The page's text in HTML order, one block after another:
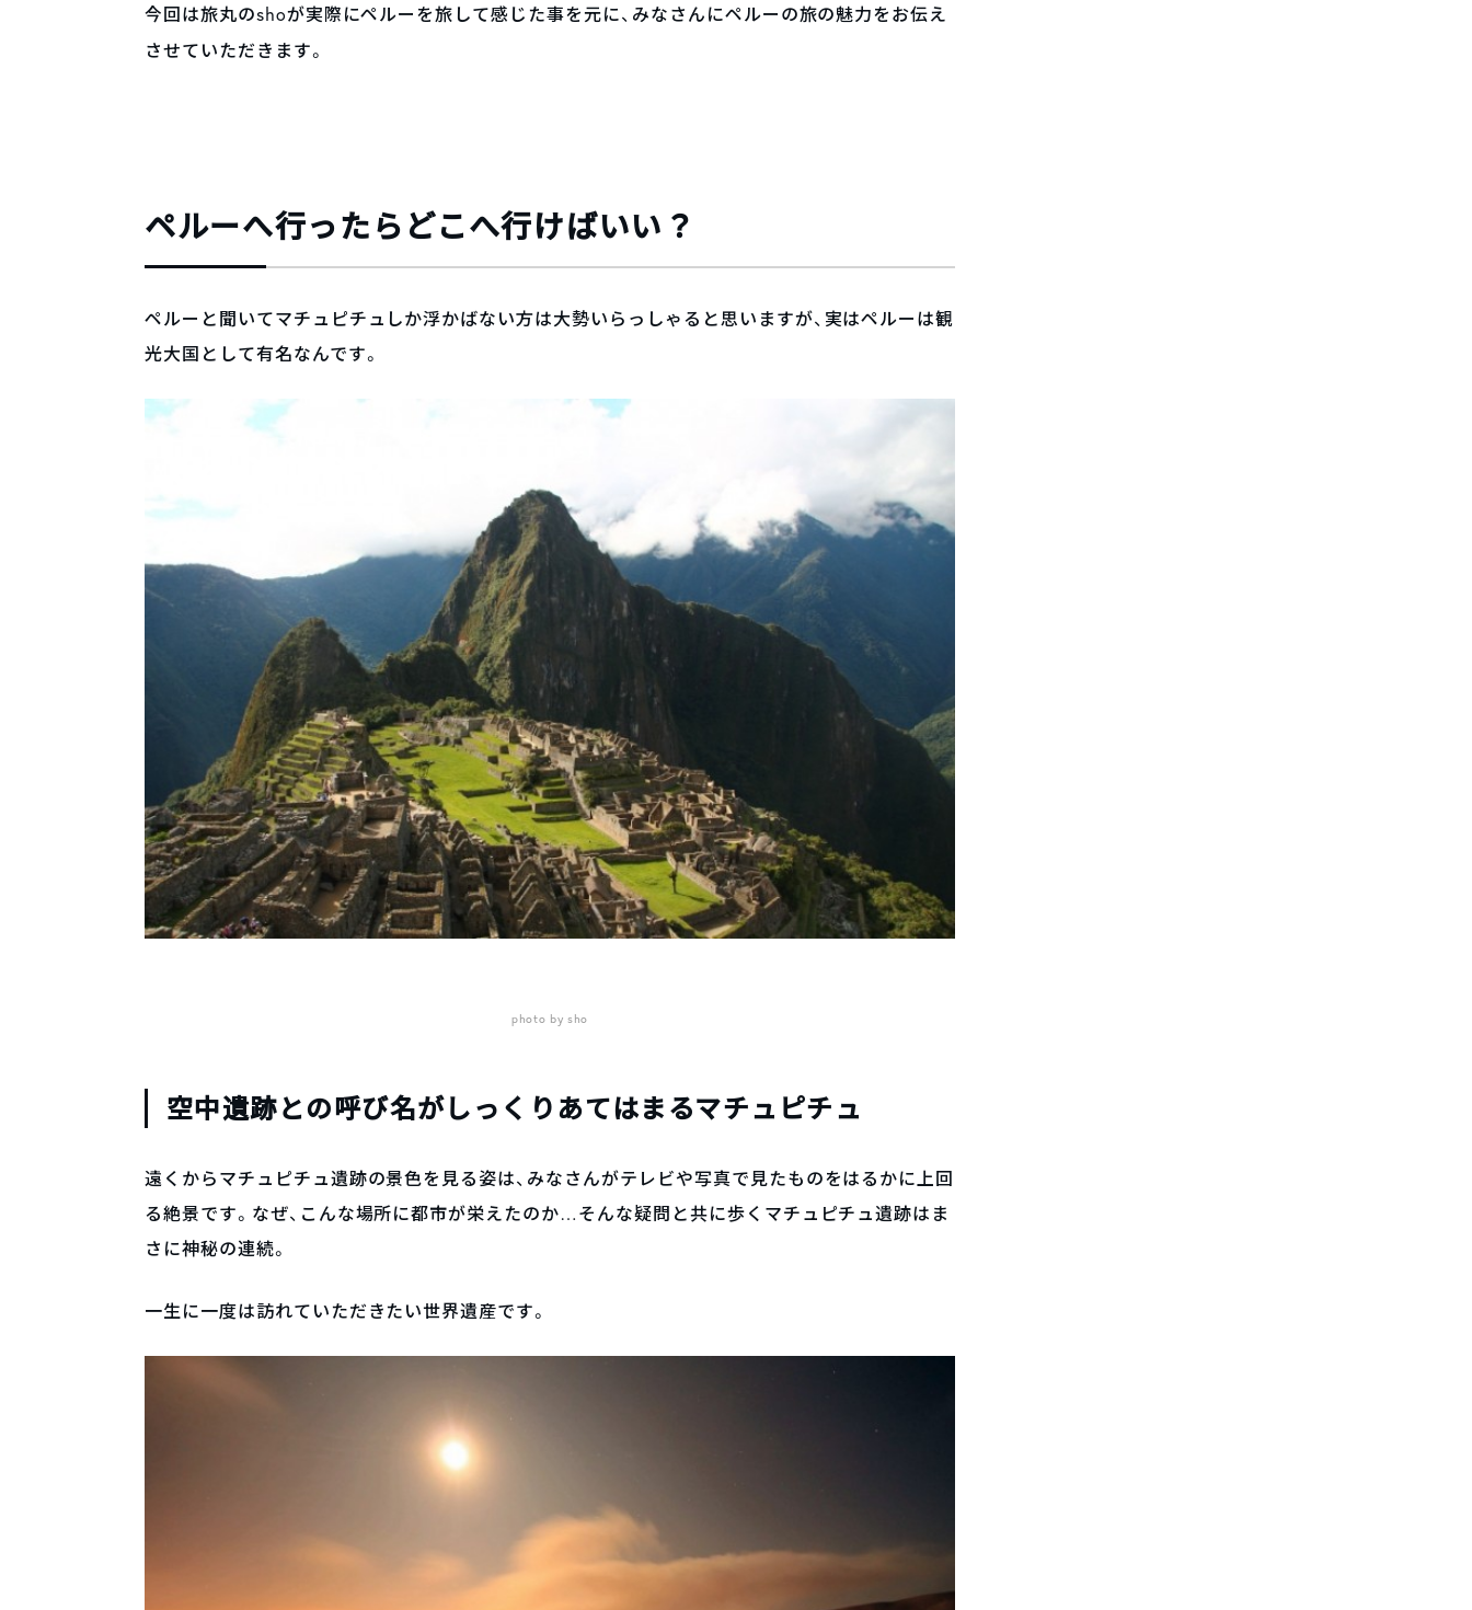
今回は旅丸のshoが実際にペルーを旅して感じた事を元に、みなさんにペルーの旅の魅力をお伝え
させていただきます。
ペルーへ行ったらどこへ行けばいい？
ペルーと聞いてマチュピチュしか浮かばない方は大勢いらっしゃると思いますが、実はペルーは観
光大国として有名なんです。
photo by sho
空中遺跡との呼び名がしっくりあてはまるマチュピチュ
遠くからマチュピチュ遺跡の景色を見る姿は、みなさんがテレビや写真で見たものをはるかに上回
る絶景です。なぜ、こんな場所に都市が栄えたのか…そんな疑問と共に歩くマチュピチュ遺跡はま
さに神秘の連続。
一生に一度は訪れていただきたい世界遺産です。